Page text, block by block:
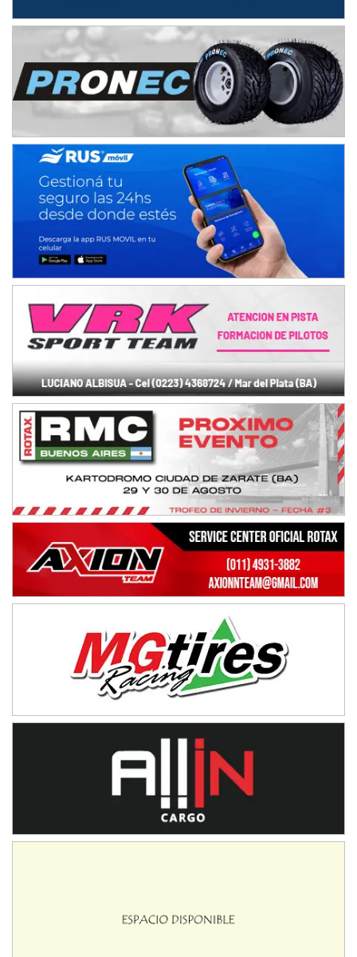
Ciudad de Avellaneda (Asfalto)
SUR SANTAFESINO - F4
José Samuel Sánchez (Tierra)
Rufino (Santa Fe)
TUCUMANO - F5
Juan Navarro (Asfalto)
El Timbó (Tucumán)